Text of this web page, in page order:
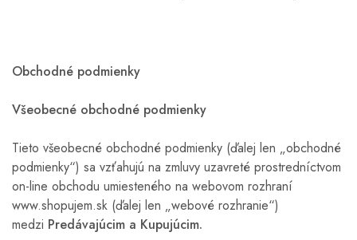
Obchodné podmienky
Všeobecné obchodné podmienky
Tieto všeobecné obchodné podmienky (ďalej len „obchodné
podmienky“) sa vzťahujú na zmluvy uzavreté prostredníctvom
on-line obchodu umiesteného na webovom rozhraní
www.shopujem.sk (ďalej len „webové rozhranie“)
medzi Predávajúcim a Kupujúcim.